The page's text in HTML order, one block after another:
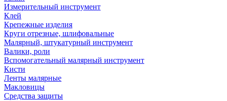
Измерительный инструмент
Клей
Крепежные изделия
Круги отрезные, шлифовальные
Малярный, штукатурный инструмент
Валики, роли
Вспомогательный малярный инструмент
Кисти
Ленты малярные
Макловицы
Средства защиты